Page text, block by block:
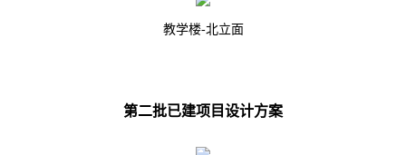
教学楼-北立面
第二批已建项目设计方案